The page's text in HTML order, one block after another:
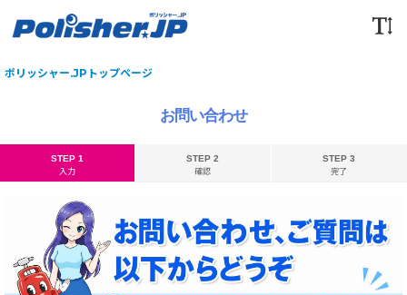
ポリッシャー.JPトップページ
お問い合わせ
STEP 1
入力
STEP 2
確認
STEP 3
完了